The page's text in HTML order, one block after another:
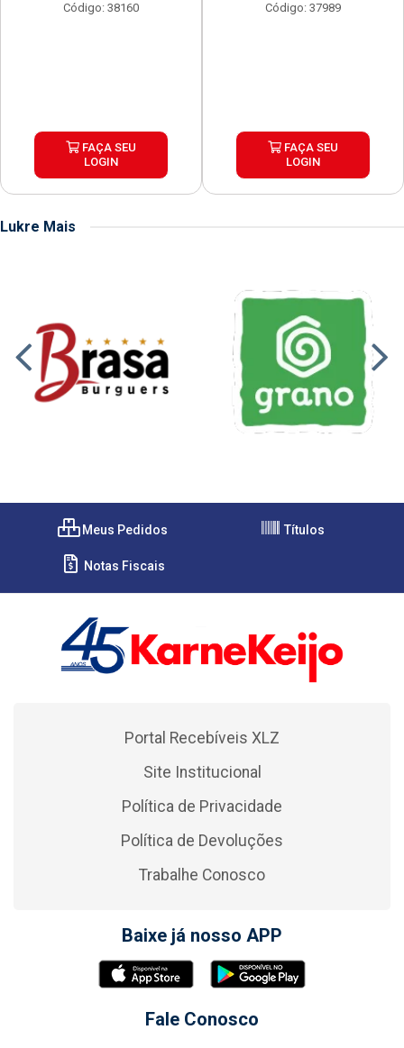
Código: 38160
FAÇA SEU
LOGIN
Código: 37989
FAÇA SEU
LOGIN
Lukre Mais
Meus Pedidos Títulos
Notas Fiscais
Portal Recebíveis XLZ
Site Institucional
Política de Privacidade
Política de Devoluções
Trabalhe Conosco
Baixe já nosso APP
Fale Conosco